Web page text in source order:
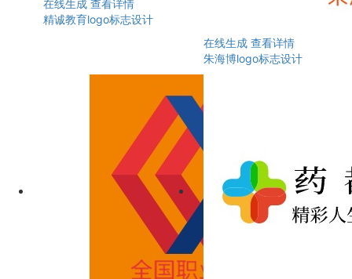
在线生成 查看详情
精诚教育logo标志设计
在线生成 查看详情
朱海博logo标志设计